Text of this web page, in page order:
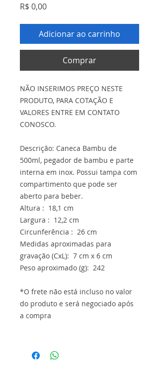
R$ 0,00Preço
Adicionar ao carrinho
Comprar
NÃO INSERIMOS PREÇO NESTE
PRODUTO, PARA COTAÇÃO E
VALORES ENTRE EM CONTATO
CONOSCO.
Descrição: Caneca Bambu de
500ml, pegador de bambu e parte
interna em inox. Possui tampa com
compartimento que pode ser
aberto para beber.
Altura : 18,1 cm
Largura : 12,2 cm
Circunferência : 26 cm
Medidas aproximadas para
gravação (CxL): 7 cm x 6 cm
Peso aproximado (g): 242
*O frete não está incluso no valor
do produto e será negociado após
a compra